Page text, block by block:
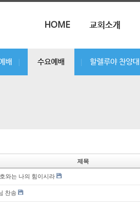
HOME 교회소개
배 | 수요예배 | 할렐루야 찬양대
제목
와는 나의 힘이시라
찬송